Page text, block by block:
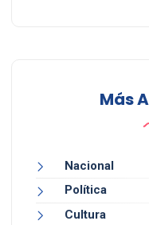
Más
Nacional
Política
Cultura